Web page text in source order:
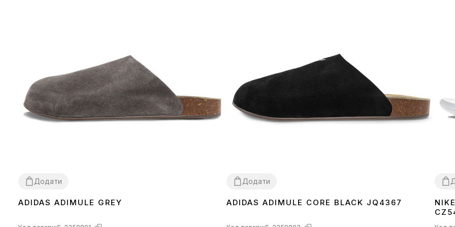
Додати
43
ADIDAS ADIMULE GREY
Додати
43
ADIDAS ADIMULE CORE BLACK JQ4367 4041